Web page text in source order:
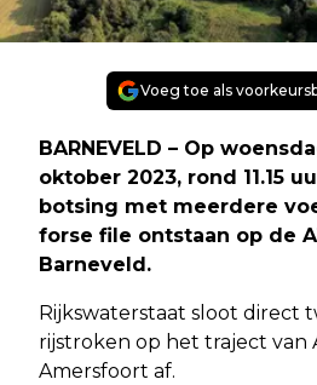
Voeg toe als
BARNEVELD – Op
oktober 2023, rond 11.15
botsing met meerdere
forse file ontstaan op de
Barneveld.
Rijkswaterstaat sloot direct
rijstroken op het traject van
Amersfoort af.